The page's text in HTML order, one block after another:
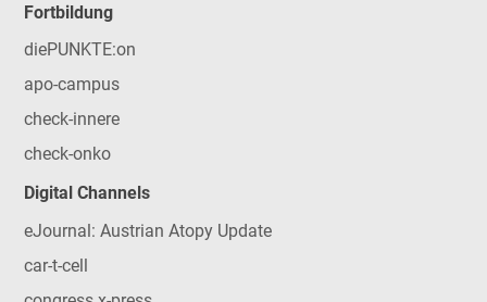
Fortbildung
diePUNKTE:on
apo-campus
check-innere
check-onko
Digital Channels
eJournal: Austrian Atopy Update
car-t-cell